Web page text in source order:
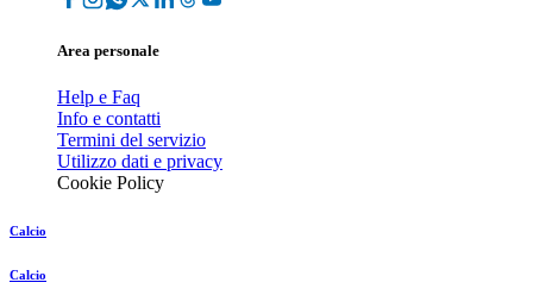
Area personale
Help e Faq
Info e contatti
Termini del servizio
Utilizzo dati e privacy
Cookie Policy
Calcio
Calcio